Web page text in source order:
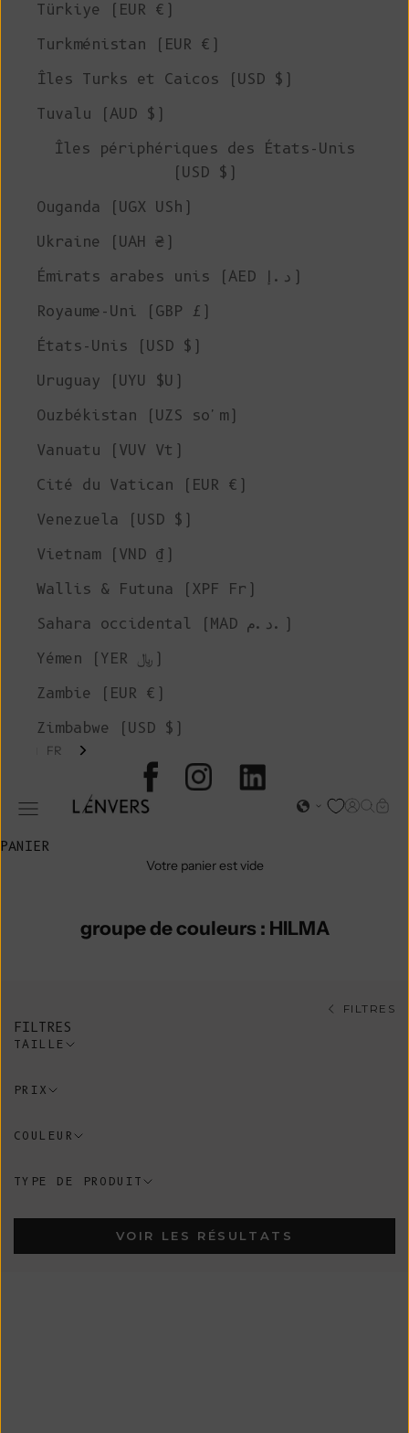
L'ENVERS
Ouvrir le menu de navigation Page
Türkiye (EUR €)
Turkménistan (EUR €)
Îles Turks et Caicos (USD $)
Tuvalu (AUD $)
Îles périphériques des États-Unis
(USD $)
Ouganda (UGX USh)
Ukraine (UAH ₴)
Émirats arabes unis (AED د.إ)
Royaume-Uni (GBP £)
États-Unis (USD $)
Uruguay (UYU $U)
Ouzbékistan (UZS so'm)
Vanuatu (VUV Vt)
Cité du Vatican (EUR €)
Venezuela (USD $)
Vietnam (VND ₫)
Wallis & Futuna (XPF Fr)
Sahara occidental (MAD د.م.)
Yémen (YER ﷼)
Zambie (EUR €)
Zimbabwe (USD $)
FR
PANIER
Votre panier est vide
groupe de couleurs : HILMA
FILTRES
FILTRES
TAILLE
PRIX
COULEUR
TYPE DE PRODUIT
VOIR LES RÉSULTATS